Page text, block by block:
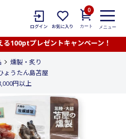
ログイン お気に入り
0
カート メニュー
る100ptプレゼントキャンペーン！
燻製・炙り
ょうたん島苫屋
円以上